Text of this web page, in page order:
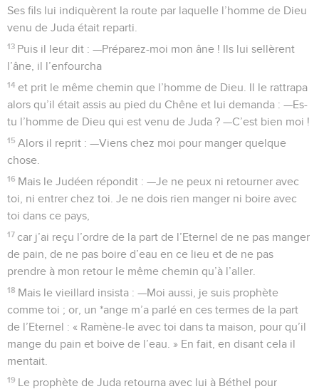
Ses fils lui indiquèrent la route par laquelle l’homme de Dieu
venu de Juda était reparti.
13 Puis il leur dit : —Préparez-moi mon âne ! Ils lui sellèrent
l’âne, il l’enfourcha
14 et prit le même chemin que l’homme de Dieu. Il le rattrapa
alors qu’il était assis au pied du Chêne et lui demanda : —Es-
tu l’homme de Dieu qui est venu de Juda ? —C’est bien moi !
15 Alors il reprit : —Viens chez moi pour manger quelque
chose.
16 Mais le Judéen répondit : —Je ne peux ni retourner avec
toi, ni entrer chez toi. Je ne dois rien manger ni boire avec
toi dans ce pays,
17 car j’ai reçu l’ordre de la part de l’Eternel de ne pas manger
de pain, de ne pas boire d’eau en ce lieu et de ne pas
prendre à mon retour le même chemin qu’à l’aller.
18 Mais le vieillard insista : —Moi aussi, je suis prophète
comme toi ; or, un *ange m’a parlé en ces termes de la part
de l’Eternel : « Ramène-le avec toi dans ta maison, pour qu’il
mange du pain et boive de l’eau. » En fait, en disant cela il
mentait.
19 Le prophète de Juda retourna avec lui à Béthel pour